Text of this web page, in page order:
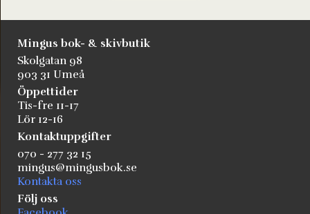
Mingus bok- & skivbutik
Skolgatan 98
903 31 Umeå
Öppettider
Tis-fre 11-17
Lör 12-16
Kontaktuppgifter
070 - 277 32 15
mingus@mingusbok.se
Kontakta oss
Följ oss